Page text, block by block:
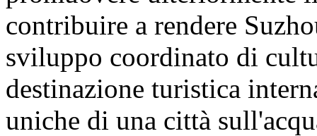
contribuire a rendere
sviluppo coordinato di
destinazione turistica
uniche di una città